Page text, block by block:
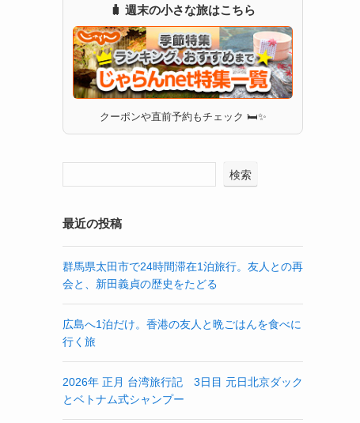
🧳 週末の小さな旅はこちら
クーポンや直前予約もチェック 🛏✨
検索
最近の投稿
群馬県太田市で24時間滞在1泊旅行。友人との再
会と、新田義貞の歴史をたどる
広島へ1泊だけ。香港の友人と晩ごはんを食べに
行く旅
2026年 正月 台湾旅行記 3日目 元日北京ダック
とベトナム式シャンプー